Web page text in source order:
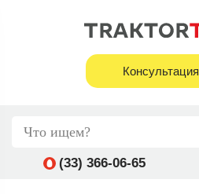
Консультация
(33) 366-06-65